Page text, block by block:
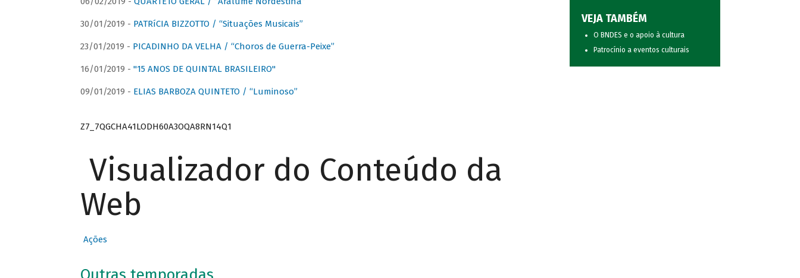
30/01/2019 - PATRíCIA BIZZOTTO / “Situações Musicais”
23/01/2019 - PICADINHO DA VELHA / “Choros de Guerra-Peixe”
16/01/2019 - "15 ANOS DE QUINTAL BRASILEIRO"
09/01/2019 - ELIAS BARBOZA QUINTETO / “Luminoso”
Z7_7QGCHA41LODH60A3OQA8RN14Q1
Visualizador do Conteúdo da
Web
Ações
VEJA TAMBÉM
O BNDES e o apoio à cultura
Patrocínio a eventos culturais